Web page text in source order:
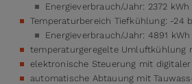
Energieverbrauch/Jahr: 2372 kWh
Temperaturbereich Tiefkühlung: -24
Energieverbrauch/Jahr: 4891 kWh
temperaturgeregelte Umluftkühlung
elektronische Steuerung mit digitaler
automatische Abtauung mit